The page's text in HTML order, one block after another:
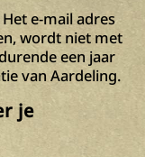
e-mail adres
wordt niet met
een jaar
van Aardeling.
je